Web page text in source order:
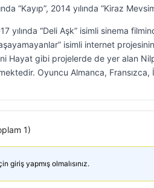
“Kayıp”, 2014 yılında “Kiraz
yılında “Deli Aşk” isimli sinema
isimli internet
Hayat gibi projelerde de yer alan
Oyuncu Almanca,
1)
giriş yapmış olmalısınız.